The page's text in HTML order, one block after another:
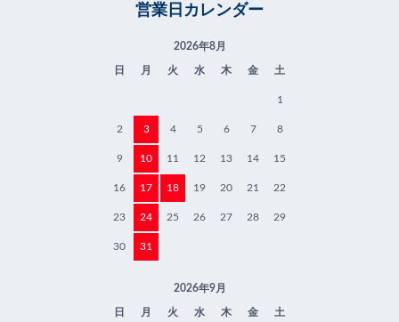
営業日カレンダー
2026年8月
日 月 火 水 木 金 土
1
2 3 4 5 6 7 8
9 10 11 12 13 14 15
16 17 18 19 20 21 22
23 24 25 26 27 28 29
30 31
2026年9月
日 月 火 水 木 金 土